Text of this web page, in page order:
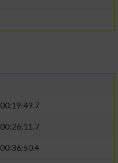
00:19:49.7
00:26:11.7
00:36:50.4